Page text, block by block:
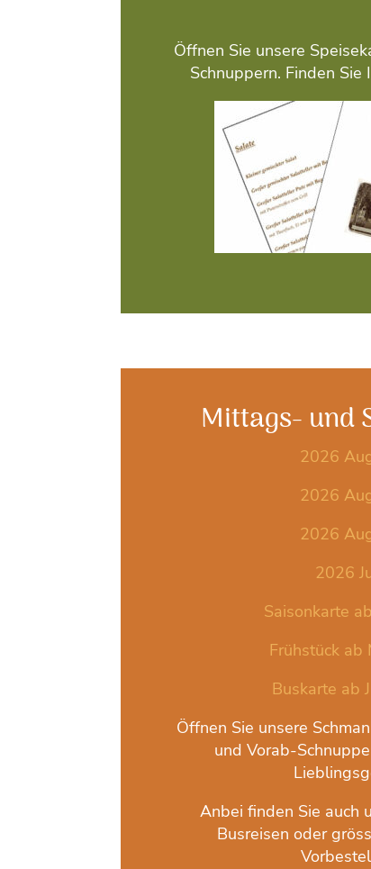
Öffnen Sie unsere
Schnuppern. Finden
Mittags- und
2026
2026
2026
2026
Saisonkarte
Frühstück ab
Buskarte ab
Öffnen Sie unsere
und Vorab-
Anbei finden Sie auch
Busreisen oder